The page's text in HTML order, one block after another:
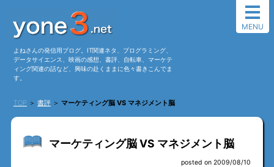
よねさんの発信用ブログ。IT関連ネタ、プログラミング、
データサイエンス、映画の感想、書評、自転車、マーケテ
ィング関連の話など、興味の赴くままに色々書きこんでま
す。
TOP ＞ 書評 ＞ マーケティング脳 VS マネジメント脳
MENU
マーケティング脳 VS マネジメント脳
posted on 2009/08/10